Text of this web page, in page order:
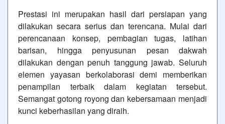
Prestasi ini merupakan hasil dari persiapan yang
dilakukan secara serius dan terencana. Mulai dari
perencanaan konsep, pembagian tugas, latihan
barisan, hingga penyusunan pesan dakwah
dilakukan dengan penuh tanggung jawab. Seluruh
elemen yayasan berkolaborasi demi memberikan
penampilan terbaik dalam kegiatan tersebut.
Semangat gotong royong dan kebersamaan menjadi
kunci keberhasilan yang diraih.